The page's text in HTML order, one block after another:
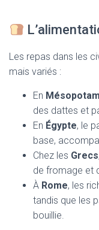
Les repas dans les
mais variés :
En
des dattes et
En Égypte, le
base,
Chez les Grecs
de fromage et
À Rome, les
tandis que les
bouillie.